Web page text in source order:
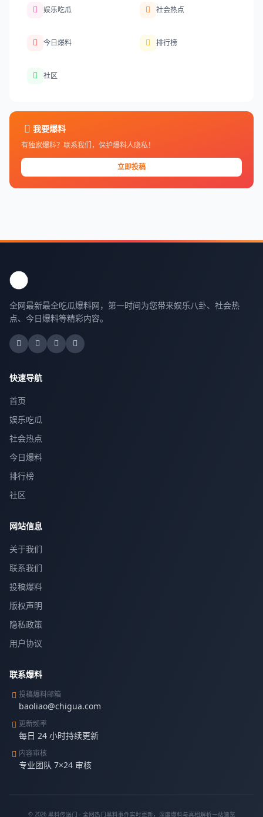
娱乐吃瓜 社会热点
今日爆料 排行榜
社区
我要爆料
有独家爆料？联系我们，保护爆料人隐私！
立即投稿
全网最新最全吃瓜爆料网，第一时间为您带来娱乐八卦、社会热
点、今日爆料等精彩内容。
快速导航
首页
娱乐吃瓜
社会热点
今日爆料
排行榜
社区
网站信息
关于我们
联系我们
投稿爆料
版权声明
隐私政策
用户协议
联系爆料
投稿爆料邮箱
baoliao@chigua.com
更新频率
每日 24 小时持续更新
内容审核
专业团队 7×24 审核
© 2026 黑料传送门 - 全网热门黑料事件实时更新，深度爆料与真相解析一站速览